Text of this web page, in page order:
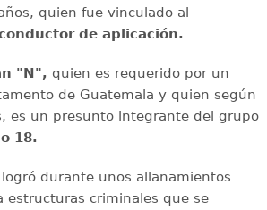
quien fue vinculado al
de aplicación.
"N", quien es requerido por un
de Guatemala y quien según
es un presunto integrante del grupo
18.
durante unos allanamientos
estructuras criminales que se